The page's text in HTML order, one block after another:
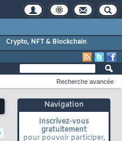
Crypto, NFT & Blockchain
Navigation
Inscrivez-vous
gratuitement
pour pouvoir participer,
Recherche avancée